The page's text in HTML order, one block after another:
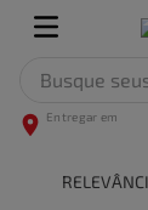
TERMOS